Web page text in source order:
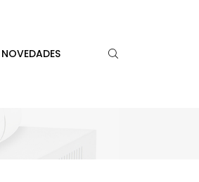
NOVEDADES